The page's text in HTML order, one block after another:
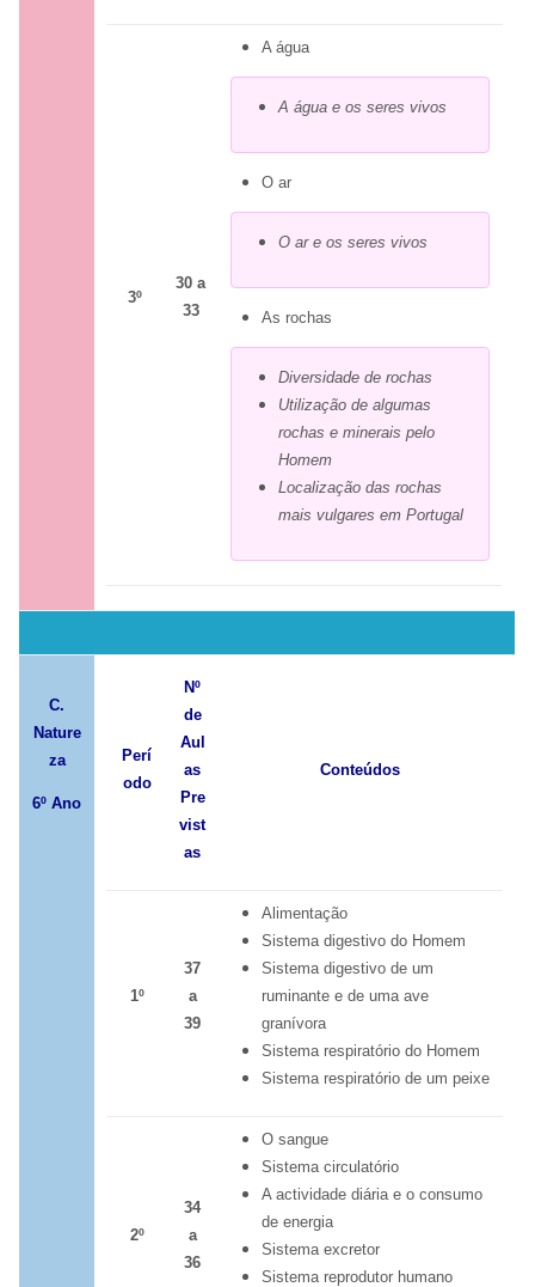
3º
30 a
33
A água
A água e os seres vivos
O ar
O ar e os seres vivos
As rochas
Diversidade de rochas
Utilização de algumas
rochas e minerais pelo
Homem
Localização das rochas
mais vulgares em Portugal
C.
Nature
za
6º Ano
Perí
odo
Nº
de
Aul
as
Pre
vist
as
Conteúdos
1º
37
a
39
Alimentação
Sistema digestivo do Homem
Sistema digestivo de um
ruminante e de uma ave
granívora
Sistema respiratório do Homem
Sistema respiratório de um peixe
2º
34
a
36
O sangue
Sistema circulatório
A actividade diária e o consumo
de energia
Sistema excretor
Sistema reprodutor humano